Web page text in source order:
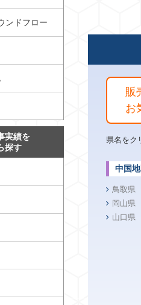
販
お
県名をク
中国
鳥取県
岡山県
山口県
ンドフロー
実績を
探す